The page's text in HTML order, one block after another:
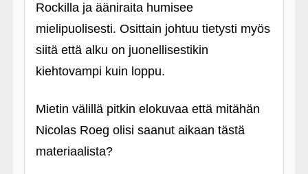
Rockilla ja ääniraita humisee
mielipuolisesti. Osittain johtuu tietysti myös
siitä että alku on juonellisestikin
kiehtovampi kuin loppu.
Mietin välillä pitkin elokuvaa että mitähän
Nicolas Roeg olisi saanut aikaan tästä
materiaalista?